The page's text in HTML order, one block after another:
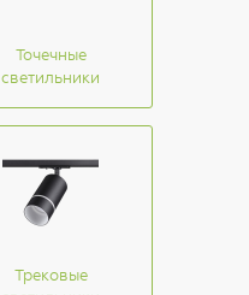
Точечные
светильники
Трековые